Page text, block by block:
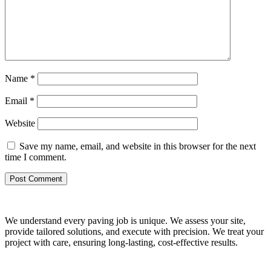
Name *
Email *
Website
Save my name, email, and website in this browser for the next
time I comment.
We understand every paving job is unique. We assess your site,
provide tailored solutions, and execute with precision. We treat your
project with care, ensuring long-lasting, cost-effective results.